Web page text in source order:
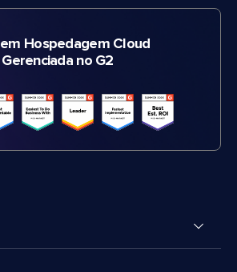
Hospedagem Cloud
Gerenciada no G2